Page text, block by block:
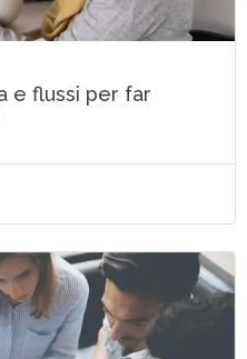
e flussi per far